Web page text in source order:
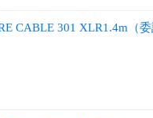
CABLE 301 XLR1.4m（委